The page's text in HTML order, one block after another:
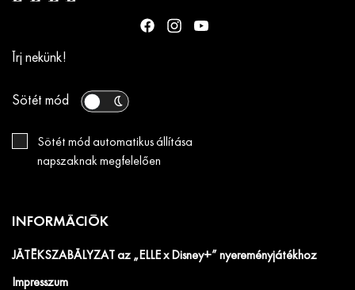
Írj nekünk!
Sötét mód
Sötét mód automatikus állítása
napszaknak megfelelően
INFORMÁCIÓK
JÁTÉKSZABÁLYZAT az „ELLE x Disney+” nyereményjátékhoz
Impresszum